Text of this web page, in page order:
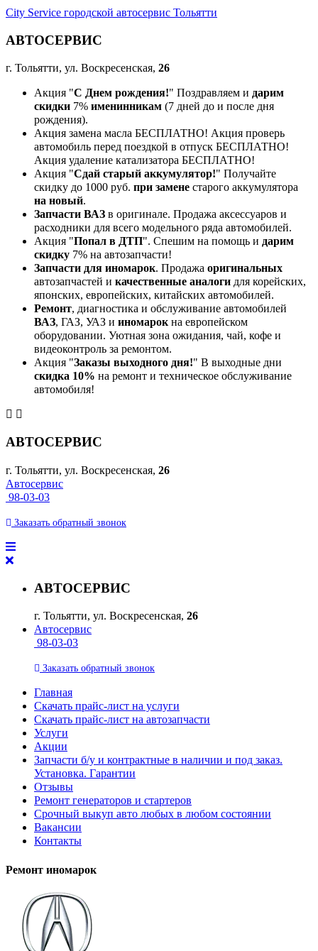
City Service городской автосервис Тольятти
АВТОСЕРВИС
г. Тольятти, ул. Воскресенская, 26
Акция "С Днем рождения!" Поздравляем и дарим
скидки 7% именинникам (7 дней до и после дня
рождения).
Акция замена масла БЕСПЛАТНО! Акция проверь
автомобиль перед поездкой в отпуск БЕСПЛАТНО!
Акция удаление катализатора БЕСПЛАТНО!
Акция "Сдай старый аккумулятор!" Получайте
скидку до 1000 руб. при замене старого аккумулятора
на новый.
Запчасти ВАЗ в оригинале. Продажа аксессуаров и
расходники для всего модельного ряда автомобилей.
Акция "Попал в ДТП". Спешим на помощь и дарим
скидку 7% на автозапчасти!
Запчасти для иномарок. Продажа оригинальных
автозапчастей и качественные аналоги для корейских,
японских, европейских, китайских автомобилей.
Ремонт, диагностика и обслуживание автомобилей
ВАЗ, ГАЗ, УАЗ и иномарокна европейском
оборудовании. Уютная зона ожидания, чай, кофе и
видеоконтроль за ремонтом.
Акция "Заказы выходного дня!" В выходные дни
скидка 10% на ремонт и техническое обслуживание
автомобиля!
АВТОСЕРВИС
г. Тольятти, ул. Воскресенская, 26
Автосервис
98-03-03
Заказать обратный звонок
АВТОСЕРВИС
г. Тольятти, ул. Воскресенская, 26
Автосервис
98-03-03
Заказать обратный звонок
Главная
Скачать прайс-лист на услуги
Скачать прайс-лист на автозапчасти
Услуги
Акции
Запчасти б/у и контрактные в наличии и под заказ.
Установка. Гарантии
Отзывы
Ремонт генераторов и стартеров
Cрочный выкуп авто любых в любом состоянии
Вакансии
Контакты
Ремонт иномарок